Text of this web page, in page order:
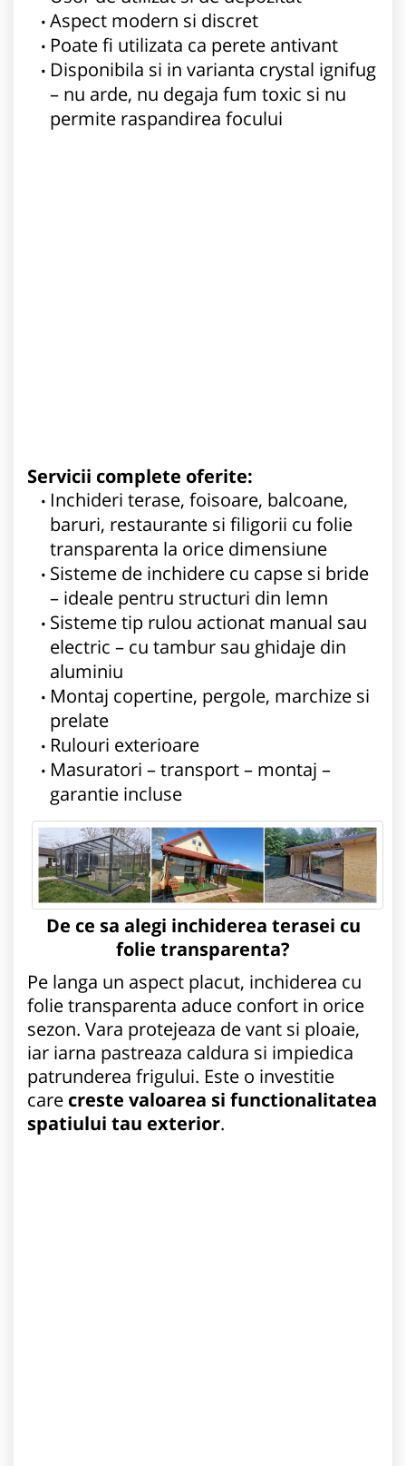
Aspect modern si discret
Poate fi utilizata ca perete antivant
Disponibila si in varianta crystal ignifug
– nu arde, nu degaja fum toxic si nu
permite raspandirea focului
Servicii complete oferite:
Inchideri terase, foisoare, balcoane,
baruri, restaurante si filigorii cu folie
transparenta la orice dimensiune
Sisteme de inchidere cu capse si bride
– ideale pentru structuri din lemn
Sisteme tip rulou actionat manual sau
electric – cu tambur sau ghidaje din
aluminiu
Montaj copertine, pergole, marchize si
prelate
Rulouri exterioare
Masuratori – transport – montaj –
garantie incluse
De ce sa alegi inchiderea terasei cu
folie transparenta?
Pe langa un aspect placut, inchiderea cu
folie transparenta aduce confort in orice
sezon. Vara protejeaza de vant si ploaie,
iar iarna pastreaza caldura si impiedica
patrunderea frigului. Este o investitie
care creste valoarea si functionalitatea
spatiului tau exterior.